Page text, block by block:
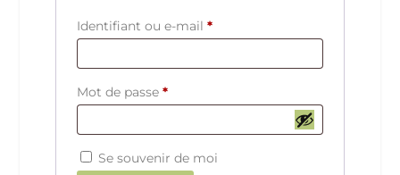
Identifiant ou e-mail*O
a
Mot de passe*O
i
Se souvenir de moi